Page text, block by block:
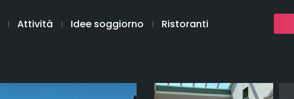
Attività Idee soggiorno Ristoranti